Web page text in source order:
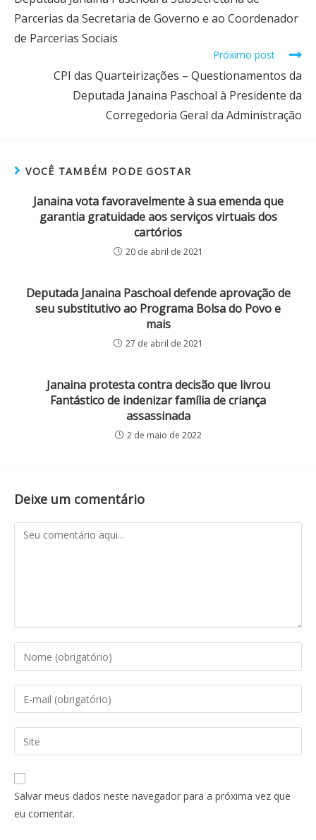
Parcerias da Secretaria de Governo e ao Coordenador
de Parcerias Sociais
Próximo post
CPI das Quarteirizações – Questionamentos da
Deputada Janaina Paschoal à Presidente da
Corregedoria Geral da Administração
VOCÊ TAMBÉM PODE GOSTAR
Janaina vota favoravelmente à sua emenda que
garantia gratuidade aos serviços virtuais dos
cartórios
20 de abril de 2021
Deputada Janaina Paschoal defende aprovação de
seu substitutivo ao Programa Bolsa do Povo e
mais
27 de abril de 2021
Janaina protesta contra decisão que livrou
Fantástico de indenizar família de criança
assassinada
2 de maio de 2022
Deixe um comentário
Salvar meus dados neste navegador para a próxima vez que
eu comentar.